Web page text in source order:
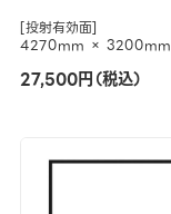
[投射有効面]
4270mm × 3200mm
27,500円（税込）